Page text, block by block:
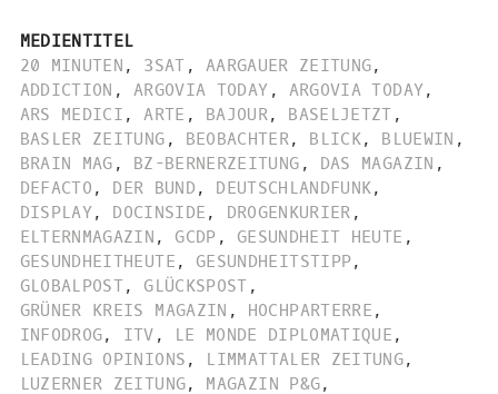
MEDIENTITEL
20 MINUTEN , 3SAT , AARGAUER ZEITUNG,
ADDICTION , ARGOVIA TODAY , ARGOVIA TODAY,
ARS MEDICI , ARTE , BAJOUR, BASELJETZT ,
BASLER ZEITUNG , BEOBACHTER, BLICK, BLUEWIN ,
BRAIN MAG , BZ-BERNERZEITUNG , DAS MAGAZIN ,
DEFACTO , DER BUND , DEUTSCHLANDFUNK,
DISPLAY, DOCINSIDE , DROGENKURIER ,
ELTERNMAGAZIN , GCDP , GESUNDHEIT HEUTE ,
GESUNDHEITHEUTE , GESUNDHEITSTIPP,
GLOBALPOST, GLÜCKSPOST ,
GRÜNER KREIS MAGAZIN , HOCHPARTERRE ,
INFODROG, ITV , LE MONDE DIPLOMATIQUE ,
LEADING OPINIONS , LIMMATTALER ZEITUNG,
LUZERNER ZEITUNG, MAGAZIN P&G,